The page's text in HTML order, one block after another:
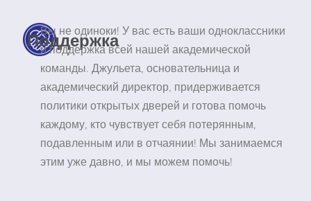
Поддержка
Вы не одиноки! У вас есть ваши одноклассники
и поддержка всей нашей академической
команды. Джульета, основательница и
академический директор, придерживается
политики открытых дверей и готова помочь
каждому, кто чувствует себя потерянным,
подавленным или в отчаянии! Мы занимаемся
этим уже давно, и мы можем помочь!